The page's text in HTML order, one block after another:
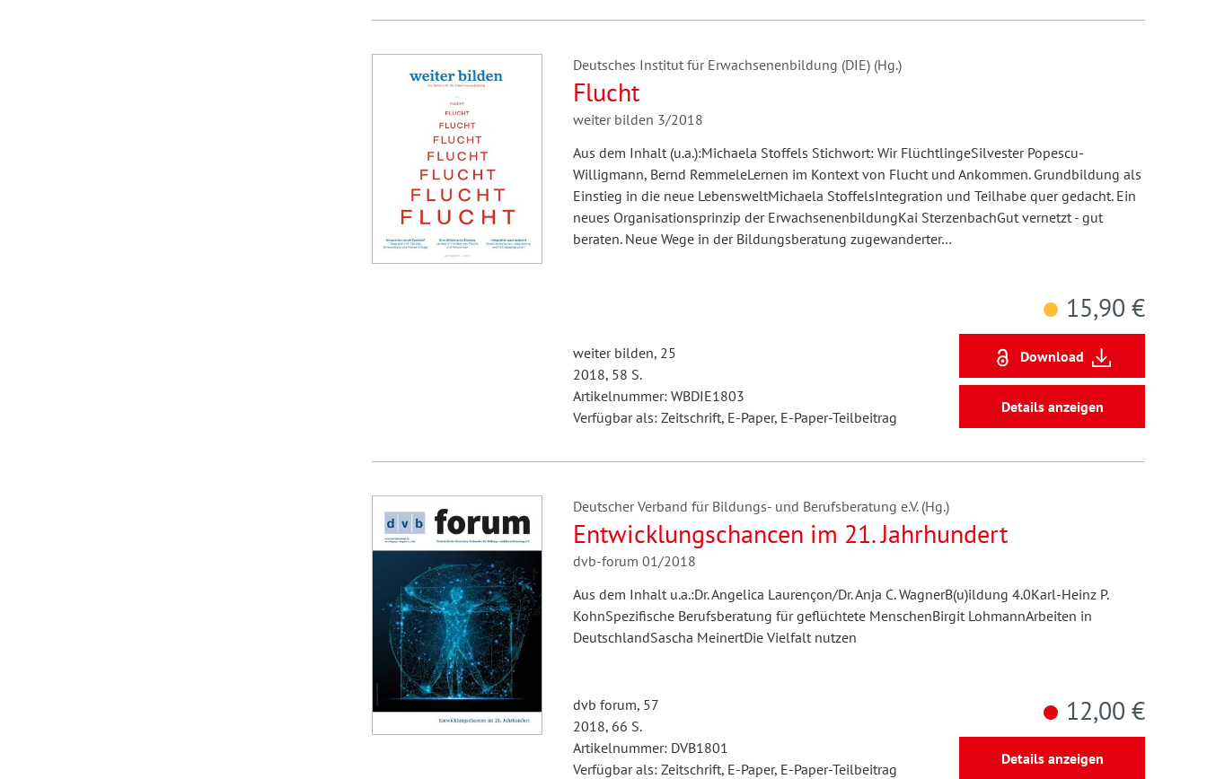
Deutsches Institut für Erwachsenenbildung (DIE) (Hg.)
Flucht
weiter bilden 3/2018
Aus dem Inhalt (u.a.):Michaela Stoffels Stichwort: Wir FlüchtlingeSilvester Popescu-
Willigmann, Bernd RemmeleLernen im Kontext von Flucht und Ankommen. Grundbildung als
Einstieg in die neue LebensweltMichaela StoffelsIntegration und Teilhabe quer gedacht. Ein
neues Organisationsprinzip der ErwachsenenbildungKai SterzenbachGut vernetzt - gut
beraten. Neue Wege in der Bildungsberatung zugewanderter…
weiter bilden, 25
2018, 58 S.
Artikelnummer: WBDIE1803
Verfügbar als: Zeitschrift, E-Paper, E-Paper-Teilbeitrag
15,90 €
Download
Details anzeigen
Deutscher Verband für Bildungs- und Berufsberatung e.V. (Hg.)
Entwicklungschancen im 21. Jahrhundert
dvb-forum 01/2018
Aus dem Inhalt u.a.:Dr. Angelica Laurençon/Dr. Anja C. WagnerB(u)ildung 4.0Karl-Heinz P.
KohnSpezifische Berufsberatung für geflüchtete MenschenBirgit LohmannArbeiten in
DeutschlandSascha MeinertDie Vielfalt nutzen
dvb forum, 57
2018, 66 S.
Artikelnummer: DVB1801
Verfügbar als: Zeitschrift, E-Paper, E-Paper-Teilbeitrag
12,00 €
Details anzeigen